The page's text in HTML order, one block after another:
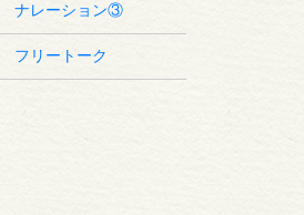
ナレーション③
フリートーク